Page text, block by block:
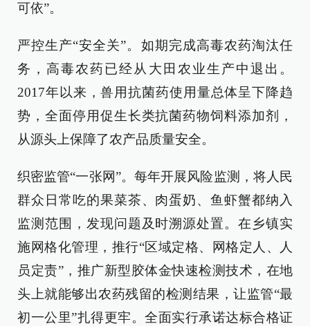
可依”。
严控生产“安全关”。如期完成高毒农药淘汰任
务，高毒农药已经从大田农业生产中退出。
2017年以来，兽用抗菌药使用量总体呈下降趋
势，全面停用促生长类抗菌药物饲料添加剂，
从源头上保障了农产品质量安全。
织密监管“一张网”。每年开展风险监测，将人民
群众日常吃的果菜茶、肉蛋奶、鱼虾蟹都纳入
监测范围，发现问题及时溯源处置。在乡镇实
施网格化管理，推行“区域定格、网格定人、人
员定责”，推广新型胶体金快速检测技术，在地
头上就能够出农药残留的检测结果，让监管“最
初一公里”扎得更牢。全面实行承诺达标合格证